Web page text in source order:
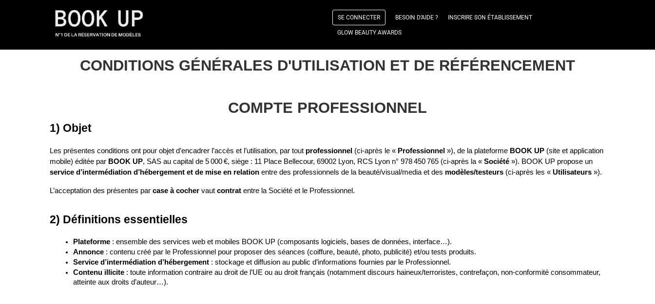
SE CONNECTER BESOIN D’AIDE ? INSCRIRE SON ÉTABLISSEMENT
GLOW BEAUTY AWARDS
CONDITIONS GÉNÉRALES D'UTILISATION ET DE RÉFÉRENCEMENT
COMPTE PROFESSIONNEL
1) Objet
Les présentes conditions ont pour objet d’encadrer l’accès et l’utilisation, par tout professionnel (ci‑après le « Professionnel »), de la plateforme BOOK UP (site et application
mobile) éditée par BOOK UP, SAS au capital de 5 000 €, siège : 11 Place Bellecour, 69002 Lyon, RCS Lyon n° 978 450 765 (ci‑après la « Société
service d’intermédiation d’hébergement et de mise en relation entre des professionnels de la beauté/visual/media et des modèles/testeurs (ci‑après les « Utilisateurs »).
L’acceptation des présentes par case à cocher vaut contrat entre la Société et le Professionnel.
2) Définitions essentielles
Plateforme : ensemble des services web et mobiles BOOK UP (composants logiciels, bases de données, interface…).
Annonce : contenu créé par le Professionnel pour proposer des séances (coiffure, beauté, photo, publicité) et/ou tests produits.
Service d’intermédiation d’hébergement : stockage et diffusion au public d’informations fournies par le Professionnel.
Contenu illicite : toute information contraire au droit de l’UE ou au droit français (notamment discours haineux/terroristes, contrefaçon, non‑conformité consommateur,
atteinte aux droits d’auteur…).